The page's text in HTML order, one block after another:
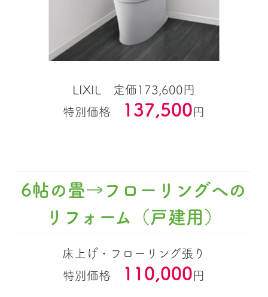
LIXIL 定価173,600円
特別価格
137,500円
6帖の畳→フローリングへの
リフォーム（戸建用）
床上げ・フローリング張り
特別価格
110,000円